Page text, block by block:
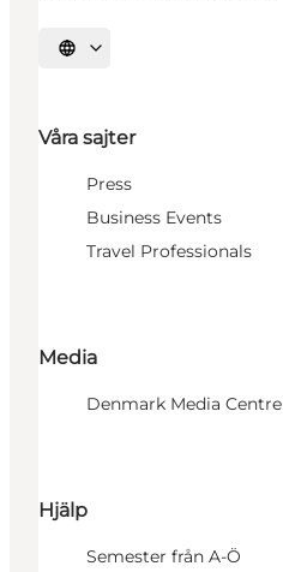
Välj språk
Våra sajter
Press
Business Events
Travel Professionals
Media
Denmark Media Centre
Hjälp
Semester från A-Ö